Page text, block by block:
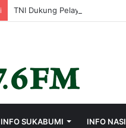
INFO SUKABUMI INFO